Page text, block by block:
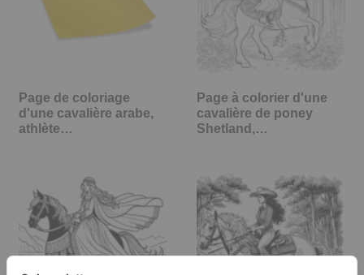
Page de coloriage
d'une cavalière arabe,
athlète…
Page à colorier d'une
cavalière de poney
Shetland,…